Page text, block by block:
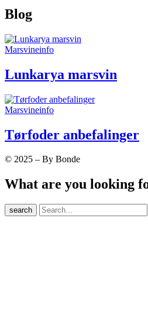
Blog
Marsvineinfo
Lunkarya marsvin
Marsvineinfo
Tørfoder anbefalinger
© 2025 – By Bonde
What are you looking
search